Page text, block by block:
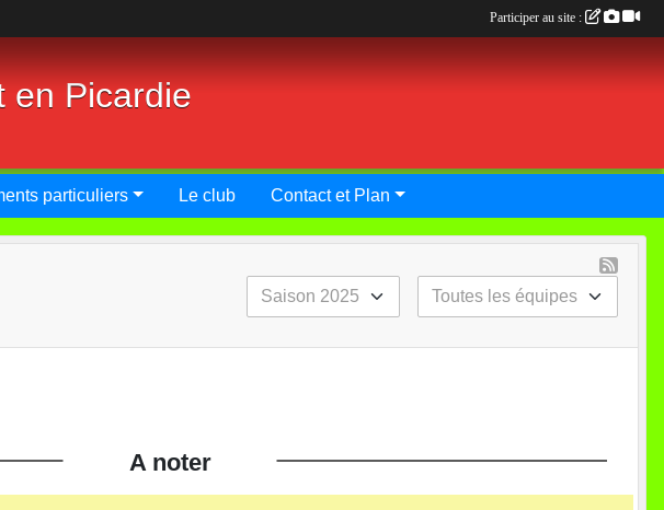
en Picardie
particuliers Le club Contact et Plan
A noter
Participer au site :